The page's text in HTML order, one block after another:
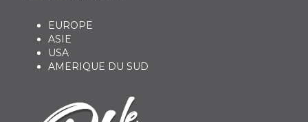
EUROPE
ASIE
USA
AMERIQUE DU SUD